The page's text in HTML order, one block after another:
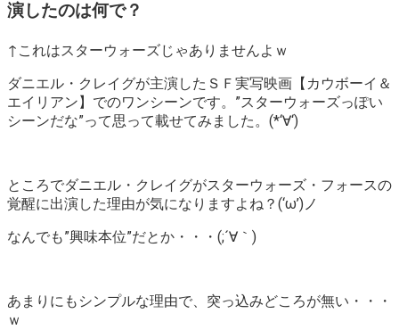
演したのは何で？
↑これはスターウォーズじゃありませんよｗ
ダニエル・クレイグが主演したＳＦ実写映画【カウボーイ＆
エイリアン】でのワンシーンです。”スターウォーズっぽい
シーンだな”って思って載せてみました。(*‘∀‘)
ところでダニエル・クレイグがスターウォーズ・フォースの
覚醒に出演した理由が気になりますよね？(‘ω’)ノ
なんでも”興味本位”だとか・・・(;´∀｀)
あまりにもシンプルな理由で、突っ込みどころが無い・・・
ｗ